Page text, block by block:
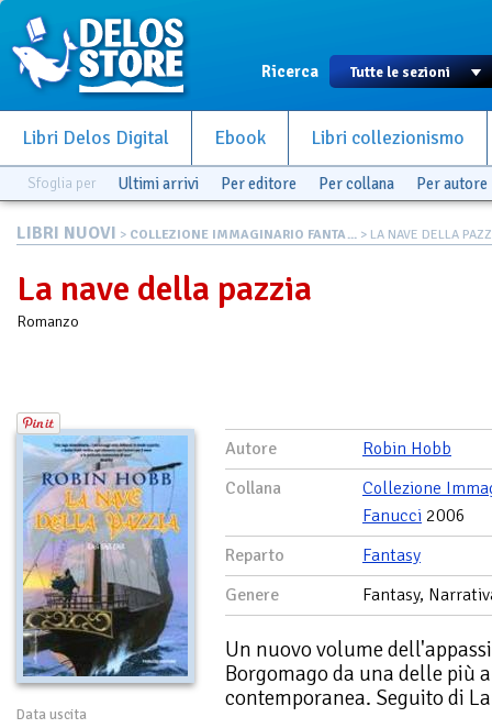
Ricerca
Libri Delos Digital Ebook Libri collezionismo
Sfoglia per Ultimi arrivi Per editore Per collana Per autore
LIBRI NUOVI > COLLEZIONE IMMAGINARIO FANTA... > LA NAVE DELLA
La nave della pazzia
Romanzo
Data uscita
Autore
Robin Hobb
Collana
Collezione
Fanucci 2006
Reparto
Fantasy
Genere
Fantasy,
Un nuovo volume
Borgomago da una delle più
contemporanea. Seguito di